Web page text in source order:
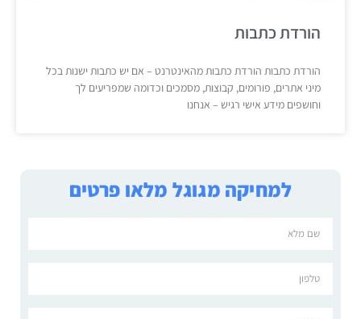
למחיקה מגוגל מלאו פרטים
הורדת כתבות
הורדת כתבות הורדת כתבות מהאינטרנט – אם יש כתבות ישנות בכל
מיני אתרים, פורומים, קבוצות, מסמכים וכדומה שמפריעים לך
וחושפים מידע אישי רגיש – אנחנו